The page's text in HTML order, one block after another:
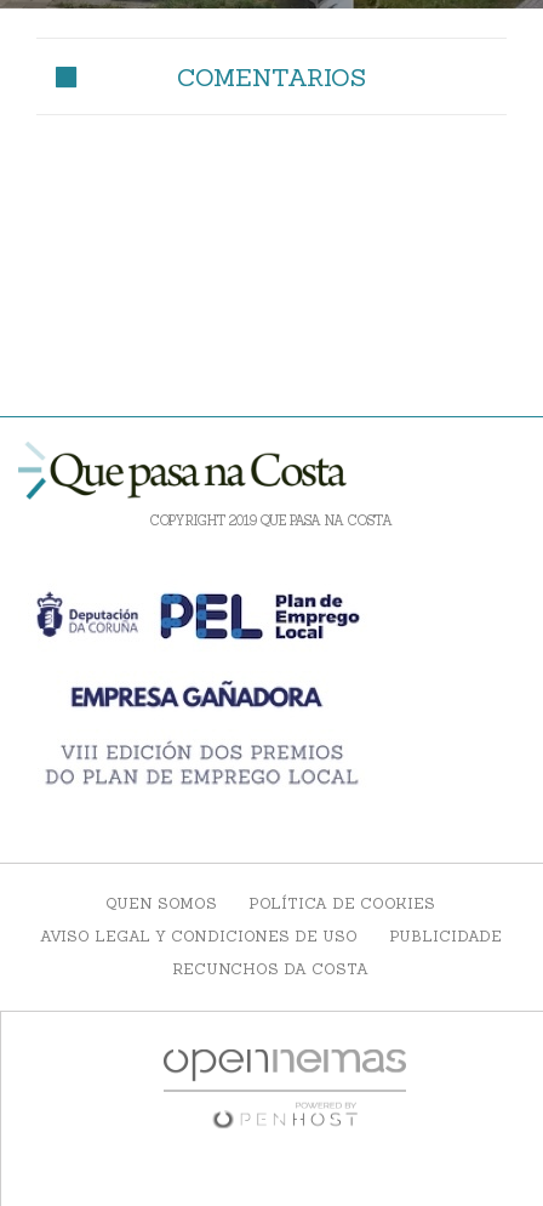
COMENTARIOS
COPYRIGHT 2019 QUE PASA NA COSTA
QUEN SOMOS
POLÍTICA DE COOKIES
AVISO LEGAL Y CONDICIONES DE USO
PUBLICIDADE
RECUNCHOS DA COSTA